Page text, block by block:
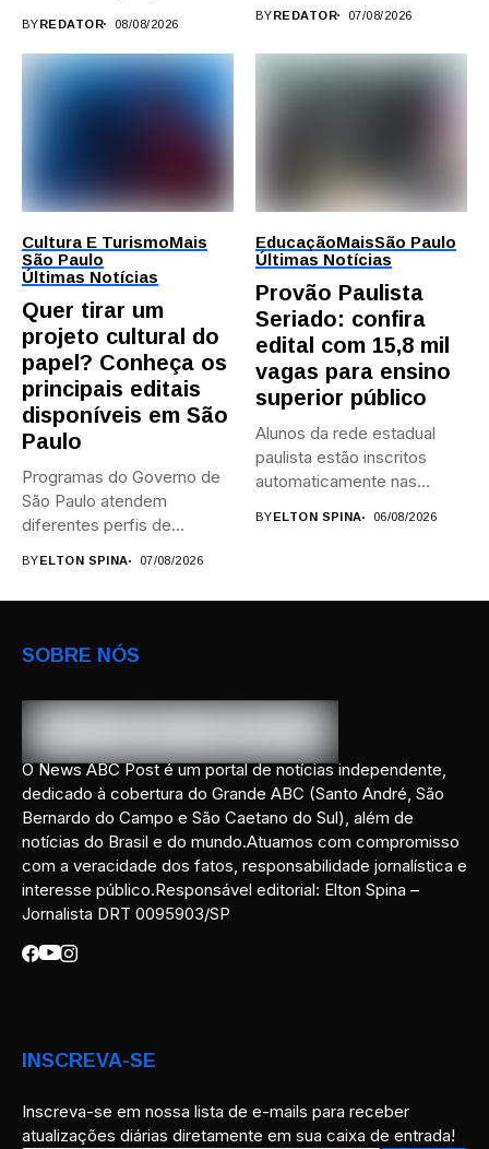
BYREDATOR 08/08/2026
BYREDATOR 07/08/2026
Cultura E TurismoMais
São Paulo
Últimas Notícias
Quer tirar um
projeto cultural do
papel? Conheça os
principais editais
disponíveis em São
Paulo
Programas do Governo de
São Paulo atendem
diferentes perfis de
BYELTON SPINA 07/08/2026
EducaçãoMaisSão Paulo
Últimas Notícias
Provão Paulista
Seriado: confira
edital com 15,8 mil
vagas para ensino
superior público
Alunos da rede estadual
paulista estão inscritos
automaticamente nas
BYELTON SPINA 06/08/2026
SOBRE NÓS
O News ABC Post é um portal de notícias independente,
dedicado à cobertura do Grande ABC (Santo André, São
Bernardo do Campo e São Caetano do Sul), além de
notícias do Brasil e do mundo.Atuamos com compromisso
com a veracidade dos fatos, responsabilidade jornalística e
interesse público.Responsável editorial: Elton Spina –
Jornalista DRT 0095903/SP
INSCREVA-SE
Inscreva-se em nossa lista de e-mails para receber
atualizações diárias diretamente em sua caixa de entrada!